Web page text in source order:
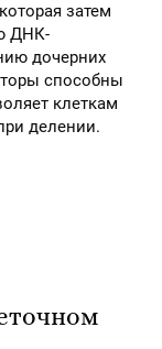
затем
ДНК-
дочерних
способны
клеткам
делении.